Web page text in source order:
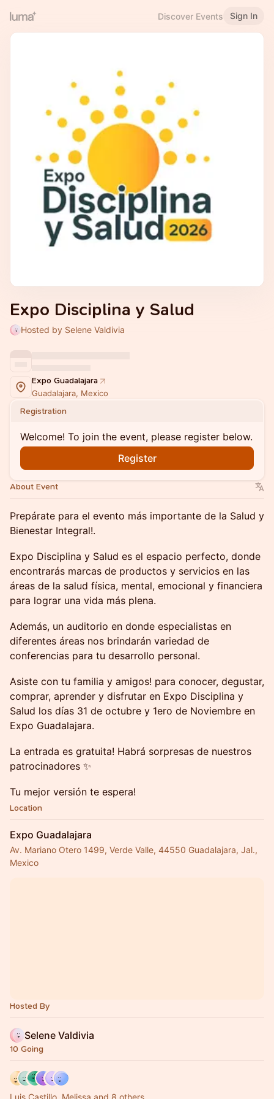
Discover Events Sign In
Expo Disciplina y Salud
Hosted by Selene Valdivia
Expo Guadalajara
Guadalajara, Mexico
Registration
Welcome! To join the event, please register below.
Register
About Event
Prepárate para el evento más importante de la Salud y
Bienestar Integral!.
Expo Disciplina y Salud es el espacio perfecto, donde
encontrarás marcas de productos y servicios en las
áreas de la salud física, mental, emocional y financiera
para lograr una vida más plena.
Además, un auditorio en donde especialistas en
diferentes áreas nos brindarán variedad de
conferencias para tu desarrollo personal.
Asiste con tu familia y amigos! para conocer, degustar,
comprar, aprender y disfrutar en Expo Disciplina y
Salud los días 31 de octubre y 1ero de Noviembre en
Expo Guadalajara.
La entrada es gratuita! Habrá sorpresas de nuestros
patrocinadores ✨
Tu mejor versión te espera!
Location
Expo Guadalajara
Av. Mariano Otero 1499, Verde Valle, 44550 Guadalajara, Jal.,
Mexico
Hosted By
Selene Valdivia
10 Going
Luis Castillo, Melissa and 8 others